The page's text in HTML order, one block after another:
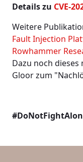
Details zu CVE-
Weitere
Fault Injection
Rowhammer
Dazu noch dieses
Gloor zum